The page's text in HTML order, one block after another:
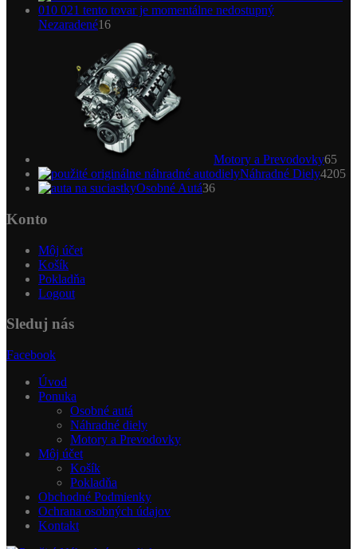
Nezaradené1616
Motory a Prevodovky65
Náhradné Diely4205
Osobné Autá3636
Konto
Môj účet
Košík
Pokladňa
Logout
Sleduj nás
Facebook
Úvod
Ponuka
Osobné autá
Náhradné diely
Motory a Prevodovky
Môj účet
Košík
Pokladňa
Obchodné Podmienky
Ochrana osobných údajov
Kontakt